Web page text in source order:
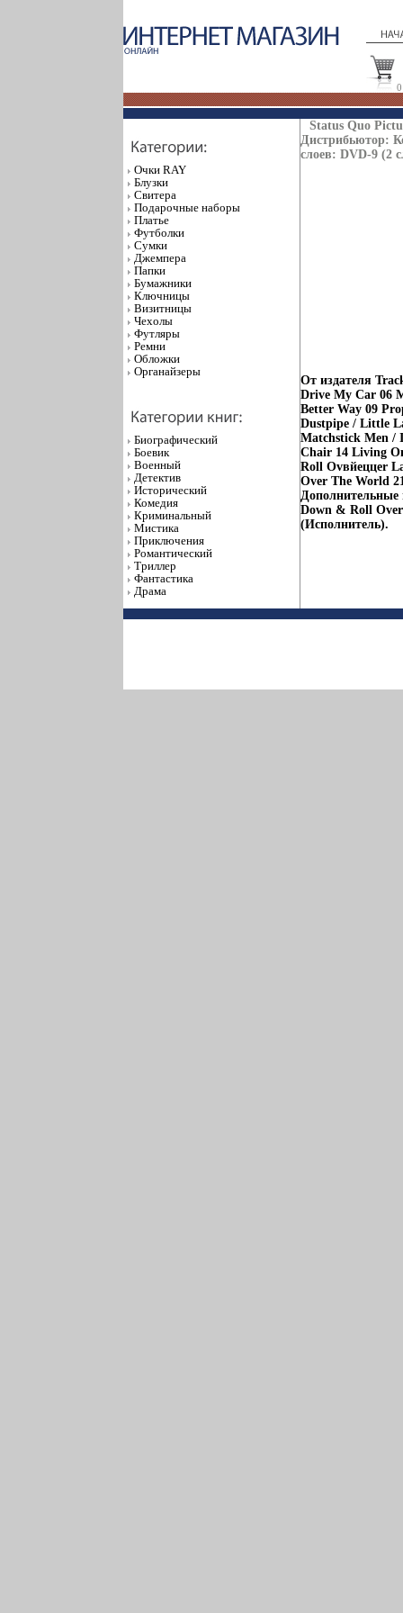
0
Очки RAY
Блузки
Свитера
Подарочные наборы
Платье
Футболки
Сумки
Джемпера
Папки
Бумажники
Ключницы
Визитницы
Чехолы
Футляры
Ремни
Обложки
Органайзеры
Биографический
Боевик
Военный
Детектив
Исторический
Комедия
Криминальный
Мистика
Приключения
Романтический
Триллер
Фантастика
Драма
Status Quo
Дистрибьютор:
слоев: DVD-9 (2
От издателя
Drive My Car 06
Better Way 09
Dustpipe / Little
Matchstick Men /
Chair 14 Living
Roll Ovвйеццer
Over The World
Дополнительные
Down & Roll
(Исполнитель).